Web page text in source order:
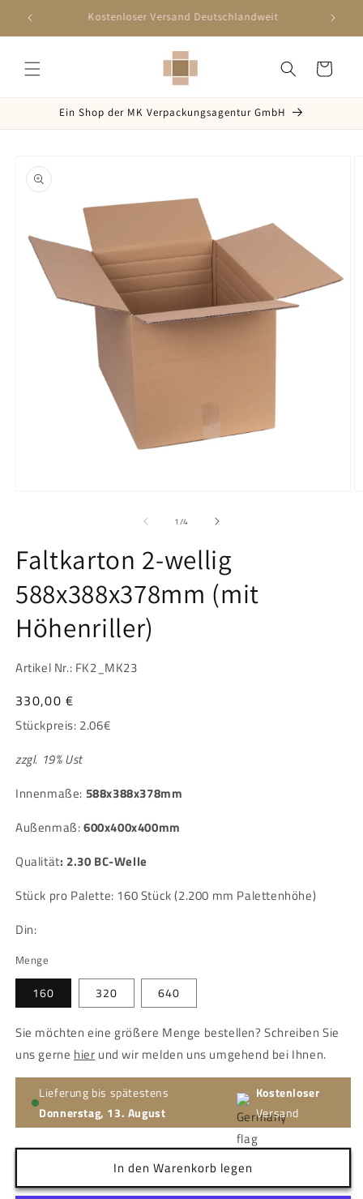
zum
Inhalt
Schnelle Lieferung innerhalb 2-5 Werktagen
Warenkorb
Ein Shop der MK Verpackungsagentur GmbH
1 /von
4
Faltkarton 2-wellig
588x388x378mm (mit
Höhenriller)
Artikel Nr.: FK2_MK23
Normaler
Preis
330,00 €
Stückpreis: 2.06€
zzgl. 19% Ust
Innenmaße: 588x388x378mm
Außenmaß:600x400x400mm
Qualität: 2.30 BC-Welle
Stück pro Palette: 160 Stück (2.200 mm Palettenhöhe)
Din:
Menge
160 320 640
Sie möchten eine größere Menge bestellen? Schreiben Sie
uns gerne hier und wir melden uns umgehend bei Ihnen.
Lieferung bis spätestens
Donnerstag, 13. August
Kostenloser
Versand
In den Warenkorb legen